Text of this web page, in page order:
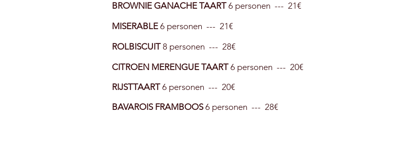
BROWNIE GANACHE TAART6 personen --- 21€
MISERABLE 6 personen --- 21€
ROLBISCUIT8 personen --- 28€
CITROEN MERENGUE TAART6 personen --- 20€
RIJSTTAART6 personen --- 20€
BAVAROIS FRAMBOOS6 personen --- 28€